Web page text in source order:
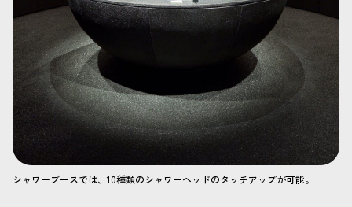
シャワーブースでは、10種類のシャワーヘッドのタッチアップが可能。